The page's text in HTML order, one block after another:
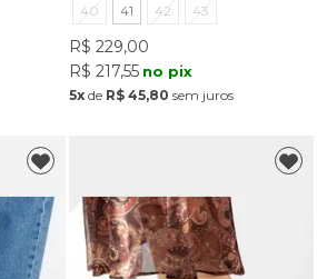
40 41 42 43
R$ 229,00
R$ 217,55 no pix
5x de R$ 45,80 sem juros